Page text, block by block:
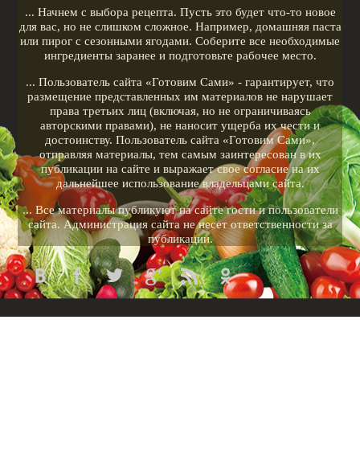
... Начнем с выбора рецепта. Пусть это будет что-то новое
для вас, но не слишком сложное. Например, домашняя паста
или пирог с сезонными ягодами. Соберите все необходимые
ингредиенты заранее и подготовьте рабочее место.
... Пользователь сайта «Готовим Сами» - гарантирует, что
размещение представленных им материалов не нарушает
права третьих лиц (включая, но не ограничиваясь
авторскими правами), не наносит ущерба их чести и
достоинству. Пользователь сайта «Готовим Сами»,
отправляя материалы, тем самым заинтересован в их
публикации на сайте и выражает свое согласие на их
дальнейшее использование владельцами сайта.
... Все материалы публикуют на сайте гости и пользователи
сайта. Администрация сайта не несет ответственности за
публикации.